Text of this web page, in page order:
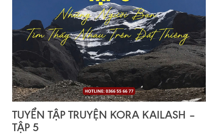
TUYỂN TẬP TRUYỆN KORA KAILASH –
TẬP 5